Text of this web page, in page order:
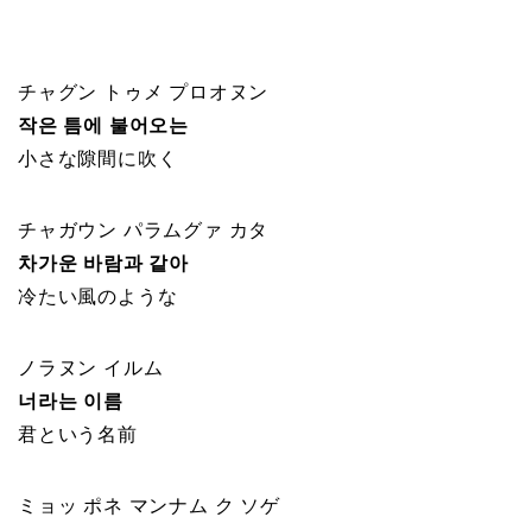
チャグン トゥメ プロオヌン
작은 틈에 불어오는
小さな隙間に吹く
チャガウン パラムグァ カタ
차가운 바람과 같아
冷たい風のような
ノラヌン イルム
너라는 이름
君という名前
ミョッ ポネ マンナム ク ソゲ